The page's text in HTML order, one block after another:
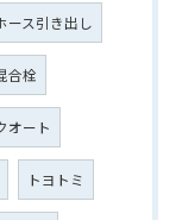
ース引き出し
合栓
オート
トヨトミ